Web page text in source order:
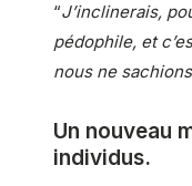
“J’inclinerais,
pédophile, et
nous ne
Un nouveau
individus.